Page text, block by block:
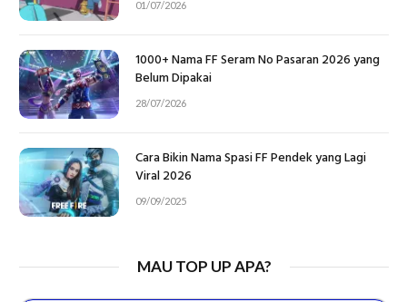
01/07/2026
1000+ Nama FF Seram No Pasaran 2026 yang
Belum Dipakai
28/07/2026
Cara Bikin Nama Spasi FF Pendek yang Lagi
Viral 2026
09/09/2025
MAU TOP UP APA?